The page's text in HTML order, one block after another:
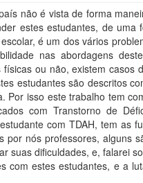
não é vista de forma
estes estudantes, de uma
é um dos vários
nas abordagens
ou não, existem casos
estudantes são descritos
Por isso este trabalho tem
com Transtorno de
com TDAH, tem as
por nós professores, alguns
suas dificuldades, e, falarei
com estes estudantes, e a